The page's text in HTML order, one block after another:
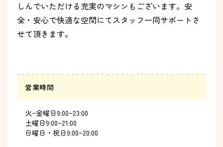
しんでいただける充実のマシンもございます。安
全・安心で快適な空間にてスタッフ一同サポートさ
せて頂きます。
営業時間
火~金曜日9:00~23:00
土曜日9:00~21:00
日曜日・祝日9:00~20:00